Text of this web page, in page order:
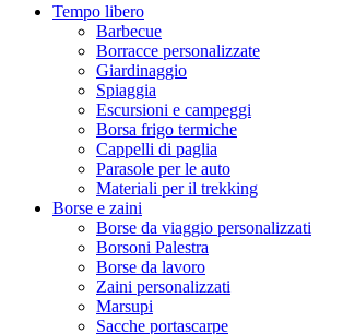
Tempo libero
Barbecue
Borracce personalizzate
Giardinaggio
Spiaggia
Escursioni e campeggi
Borsa frigo termiche
Cappelli di paglia
Parasole per le auto
Materiali per il trekking
Borse e zaini
Borse da viaggio personalizzati
Borsoni Palestra
Borse da lavoro
Zaini personalizzati
Marsupi
Sacche portascarpe